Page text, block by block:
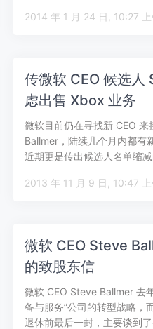
2014 年 1 月 24 日,
传微软 CEO 候选
虑出售 Xbox 业务
微软目前仍在寻找新 CEO
Ballmer，陆续几个月内都有
近期更是传出候选人名单缩
2013 年 11 月 9 日,
微软 CEO Steve
的致股东信
微软 CEO Steve Ballmer 去
备与服务”公司的转型战略，
退休前最后一封，主要谈到